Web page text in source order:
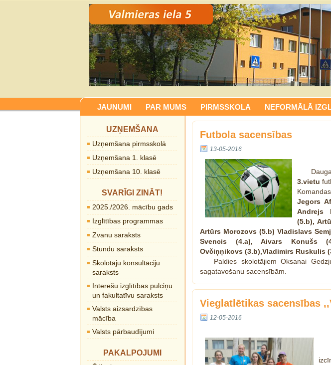
JAUNUMI PAR MUMS PIRMSSKOLA NEFORMĀLĀ
UZŅEMŠANA
Uzņemšana pirmsskolā
Uzņemšana 1. klasē
Uzņemšana 10. klasē
SVARĪGI ZINĀT!
2025./2026. mācību gads
Izglītības programmas
Zvanu saraksts
Stundu saraksts
Skolotāju konsultāciju
saraksts
Interešu izglītības pulciņu
un fakultatīvu saraksts
Valsts aizsardzības
mācība
Valsts pārbaudījumi
PAKALPOJUMI
Futbola sacensības
13-05-2016
3.vietu
Jegors
Andrejs
(5.b),
Artūrs Morozovs (5.b) Vladislavs
Svencis (4.a), Aivars Konušs
Ovčiņņikovs (3.b),Vladimirs Ruskulis
Paldies skolotājiem Oksanai
sagatavošanu sacensībām.
Vieglatlētikas sacensības
12-05-2016